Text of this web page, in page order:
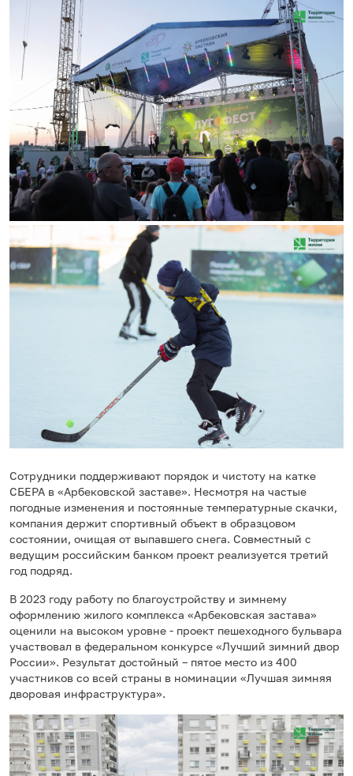
Сотрудники поддерживают порядок и чистоту на катке
СБЕРА в «Арбековской заставе». Несмотря на частые
погодные изменения и постоянные температурные скачки,
компания держит спортивный объект в образцовом
состоянии, очищая от выпавшего снега. Совместный с
ведущим российским банком проект реализуется третий
год подряд.
В 2023 году работу по благоустройству и зимнему
оформлению жилого комплекса «Арбековская застава»
оценили на высоком уровне - проект пешеходного бульвара
участвовал в федеральном конкурсе «Лучший зимний двор
России». Результат достойный – пятое место из 400
участников со всей страны в номинации «Лучшая зимняя
дворовая инфраструктура».